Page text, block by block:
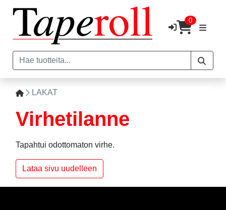
0
LAKAT
Virhetilanne
Tapahtui odottomaton virhe.
Lataa sivu uudelleen